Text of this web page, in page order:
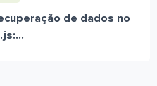
de dados no